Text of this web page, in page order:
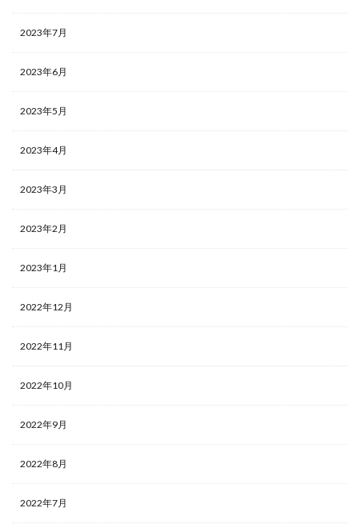
2023年7月
2023年6月
2023年5月
2023年4月
2023年3月
2023年2月
2023年1月
2022年12月
2022年11月
2022年10月
2022年9月
2022年8月
2022年7月